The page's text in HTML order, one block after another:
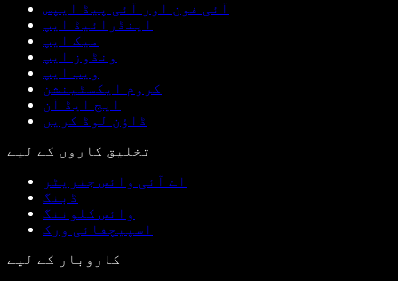
آئی فون اور آئی پیڈ ایپس
اینڈرائیڈ ایپ
میک ایپ
ونڈوز ایپ
ویب ایپ
کروم ایکسٹینشن
ایج ایڈ آن
ڈاؤن لوڈ کریں
تخلیق کاروں کے لیے
اے آئی وائس جنریٹر
ڈبنگ
وائس کلوننگ
اسپیچفائی ورک
کاروبار کے لیے